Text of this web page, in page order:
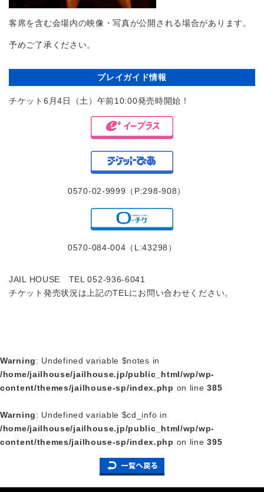
客席を含む会場内の映像・写真が公開される場合があります。
予めご了承ください。
プレイガイド情報
チケット6月4日（土）午前10:00発売時開始！
0570-02-9999（P:298-908）
0570-084-004（L:43298）
JAIL HOUSE TEL 052-936-6041
チケット発売状況は上記のTELにお問い合わせください。
Warning: Undefined variable $notes in
/home/jailhouse/jailhouse.jp/public_html/wp/wp-
content/themes/jailhouse-sp/index.php on line385
Warning: Undefined variable $cd_info in
/home/jailhouse/jailhouse.jp/public_html/wp/wp-
content/themes/jailhouse-sp/index.php on line395